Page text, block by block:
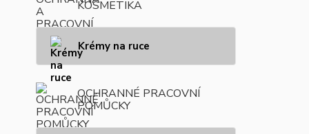
KOSMETIKA
Krémy na ruce
OCHRANNÉ PRACOVNÍ
POMŮCKY